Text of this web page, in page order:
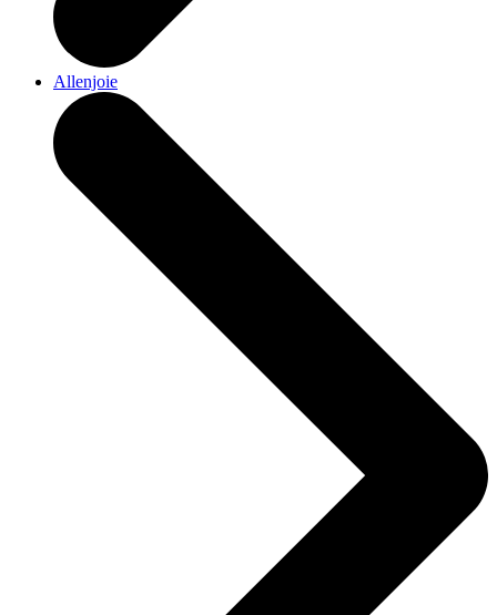
Allenjoie